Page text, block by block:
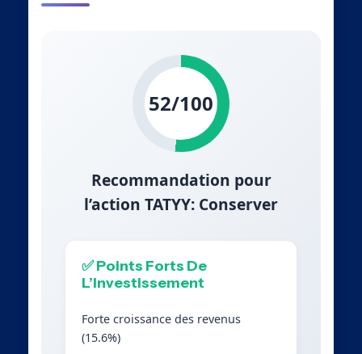
52/100
Recommandation pour
l’action TATYY: Conserver
✅ Points Forts De
L’Investissement
Forte croissance des revenus
(15.6%)